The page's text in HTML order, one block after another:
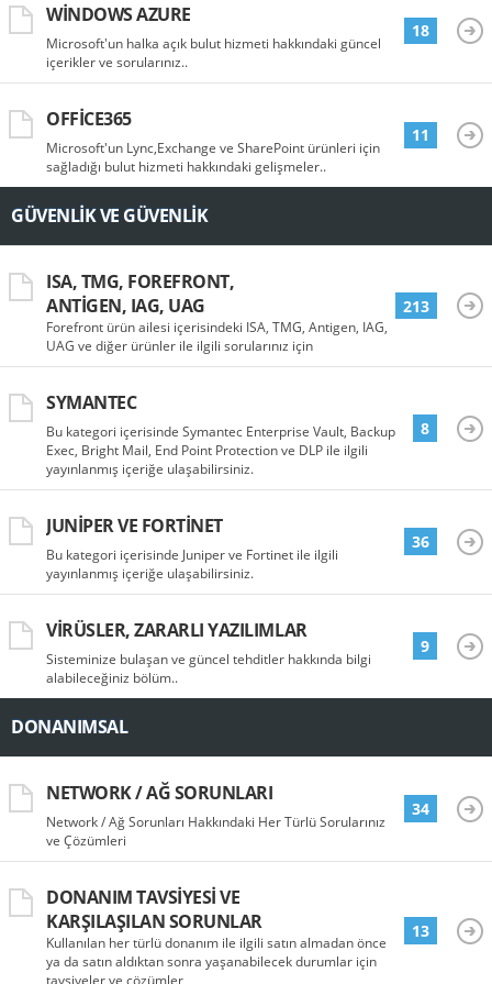
WINDOWS AZURE
Microsoft'un halka açık bulut hizmeti hakkındaki güncel
içerikler ve sorularınız..
18
OFFICE365
Microsoft'un Lync,Exchange ve SharePoint ürünleri için
sağladığı bulut hizmeti hakkındaki gelişmeler..
11
GÜVENLIK VE GÜVENLIK
ISA, TMG, FOREFRONT,
ANTIGEN, IAG, UAG
Forefront ürün ailesi içerisindeki ISA, TMG, Antigen, IAG,
UAG ve diğer ürünler ile ilgili sorularınız için
213
SYMANTEC
Bu kategori içerisinde Symantec Enterprise Vault, Backup
Exec, Bright Mail, End Point Protection ve DLP ile ilgili
yayınlanmış içeriğe ulaşabilirsiniz.
8
JUNIPER VE FORTINET
Bu kategori içerisinde Juniper ve Fortinet ile ilgili
yayınlanmış içeriğe ulaşabilirsiniz.
36
VIRÜSLER, ZARARLI YAZILIMLAR
Sisteminize bulaşan ve güncel tehditler hakkında bilgi
alabileceğiniz bölüm..
9
DONANIMSAL
NETWORK / AĞ SORUNLARI
Network / Ağ Sorunları Hakkındaki Her Türlü Sorularınız
ve Çözümleri
34
DONANIM TAVSIYESI VE
KARŞILAŞILAN SORUNLAR
Kullanılan her türlü donanım ile ilgili satın almadan önce
ya da satın aldıktan sonra yaşanabilecek durumlar için
tavsiyeler ve çözümler
13